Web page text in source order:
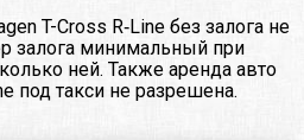
T-Cross R‑Line без залога не
залога минимальный при
ней. Также аренда авто
под такси не разрешена.